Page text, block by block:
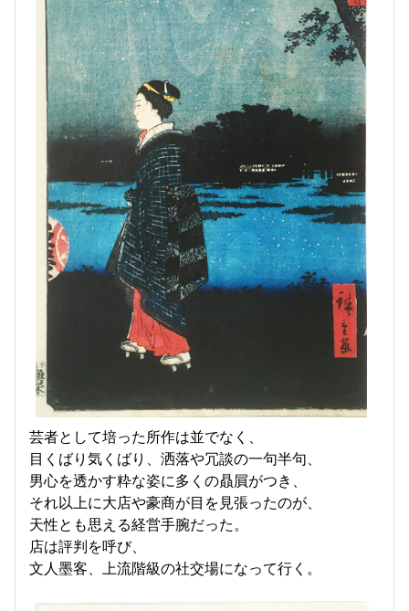
芸者として培った所作は並でなく、
目くばり気くばり、洒落や冗談の一句半句、
男心を透かす粋な姿に多くの贔屓がつき、
それ以上に大店や豪商が目を見張ったのが、
天性とも思える経営手腕だった。
店は評判を呼び、
文人墨客、上流階級の社交場になって行く。